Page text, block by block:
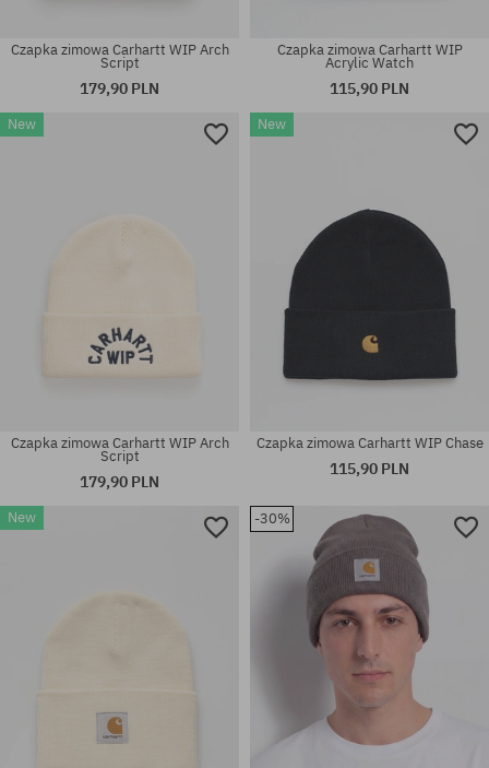
Czapka zimowa Carhartt WIP Arch
Script
179,90 PLN
rozmiar uniwersalny
Czapka zimowa Carhartt WIP
Acrylic Watch
115,90 PLN
New
Czapka zimowa Carhartt WIP Arch
Script
179,90 PLN
New
Czapka zimowa Carhartt WIP Chase
115,90 PLN
New -30%